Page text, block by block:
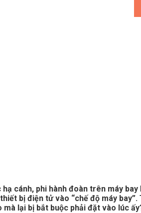
cánh, phi hành đoàn trên máy
bị điện tử vào “chế độ máy bay”.
lại bị bắt buộc phải đặt vào lúc